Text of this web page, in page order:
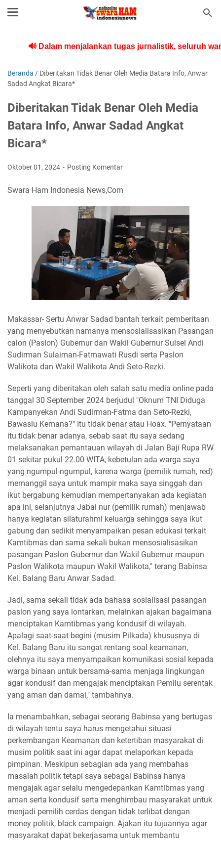
Dalam menjalankan tugas jurnalistik, seluruh
Beranda / Diberitakan Tidak Benar Oleh Media Batara Info, Anwar
Sadad Angkat Bicara*
Diberitakan Tidak Benar Oleh Media
Batara Info, Anwar Sadad Angkat
Bicara*
Oktober 01, 2024 Posting Komentar
Swara Ham Indonesia News,Com
Makassar- Sertu Anwar Sadad bantah terkait pemberitaan
yang menyebutkan namanya mensosialisasikan Pasangan
calon (Paslon) Gubernur dan Wakil Gubernur Sulsel Andi
Sudirman Sulaiman-Fatmawati Rusdi serta Paslon
Walikota dan Wakil Walikota Andi Seto-Rezki.
Seperti yang diberitakan oleh salah satu media online pada
tanggal 30 September 2024 berjudul "Oknum TNI Diduga
Kampanyekan Andi Sudirman-Fatma dan Seto-Rezki,
Bawaslu Kemana?" Itu tidak benar atau Hoax. "Pernyataan
itu tidak benar adanya, sebab saat itu saya sedang
melaksanakan pemantauan wilayah di Jalan Baji Rupa RW
01 sekitar pukul 22.00 WITA, kebetulan ada warga saya
yang ngumpul-ngumpul, karena warga (pemilik rumah, red)
memanggil saya untuk mampir maka saya singgah dan
ikut bergabung kemudian mempertanyakan ada kegiatan
apa ini, selanjutnya Jabal nur (pemilik rumah) menjawab
hanya kegiatan silaturahmi keluarga sehingga saya ikut
gabung dan sedikit menyampaikan pesan edukasi terkait
Kamtibmas dan sama sekali bukan mensosialisasikan
pasangan Paslon Gubernur dan Wakil Gubernur maupun
Paslon Walikota maupun Wakil Walikota," terang Babinsa
Kel. Balang Baru Anwar Sadad.
Jadi, sama sekali tidak ada bahasa sosialisasi pasangan
paslon yang saya lontarkan, melainkan ajakan bagaimana
menciptakan Kamtibmas yang kondusif di wilayah.
Apalagi saat-saat begini (musim Pilkada) khususnya di
Kel. Balang Baru itu sangat rentang soal keamanan,
olehnya itu saya menyampaikan komunikasi sosial kepada
warga binaan untuk bersama-sama menjaga lingkungan
agar kondusif dan mengajak menciptakan Pemilu serentak
yang aman dan damai," tambahnya.
Ia menambahkan, sebagai seorang Babinsa yang bertugas
di wilayah tentu saya harus mengetahui situasi
perkembangan Keamanan dan ketertiban masyarakat di
musim politik saat ini agar dapat melaporkan kepada
pimpinan. Meskipun sebagian ada yang membahas
masalah politik tetapi saya sebagai Babinsa hanya
mengajak agar selalu mengedepankan Kamtibmas yang
aman serta kondusif serta menghimbau masyarakat untuk
menjadi pemilih cerdas dengan tidak terlibat dengan
money politik, black campaign. Ajakan itu tujuannya agar
masyarakat dapat bekerjasama untuk membantu